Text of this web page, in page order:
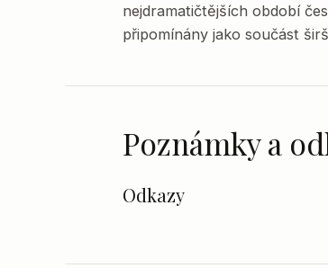
nejdramatičtějších období
připomínány jako součást
Poznámky a
Odkazy